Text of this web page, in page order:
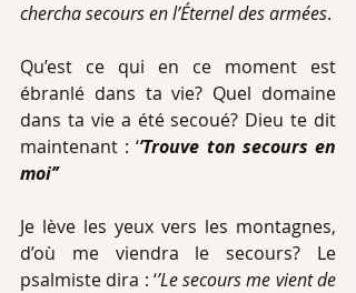
chercha secours en l’Éternel des armées.
Qu’est ce qui en ce moment est
ébranlé dans ta vie? Quel domaine
dans ta vie a été secoué? Dieu te dit
maintenant : ‘’Trouve ton secours en
moi’’
Je lève les yeux vers les montagnes,
d’où me viendra le secours? Le
psalmiste dira : ‘’Le secours me vient de